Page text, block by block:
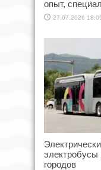
опыт,
27.07.2026
городов